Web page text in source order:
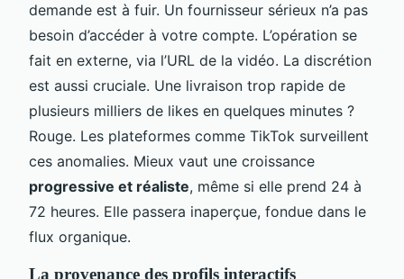
demande est à fuir. Un fournisseur sérieux n’a pas
besoin d’accéder à votre compte. L’opération se
fait en externe, via l’URL de la vidéo. La discrétion
est aussi cruciale. Une livraison trop rapide de
plusieurs milliers de likes en quelques minutes ?
Rouge. Les plateformes comme TikTok surveillent
ces anomalies. Mieux vaut une croissance
progressive et réaliste, même si elle prend 24 à
72 heures. Elle passera inaperçue, fondue dans le
flux organique.
La provenance des profils interactifs